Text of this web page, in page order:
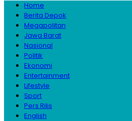
Home
Berita Depok
Megapolitan
Jawa Barat
Nasional
Politik
Ekonomi
Entertainment
Lifestyle
Sport
Pers Rilis
English